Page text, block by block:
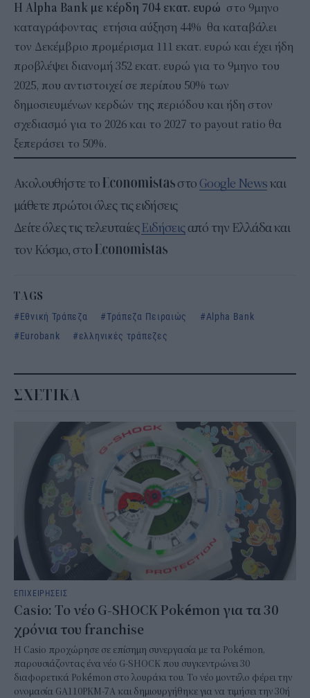
Η Alpha Bank με κέρδη 704 εκατ. ευρώ στο 9μηνο
καταγράφοντας ετήσια αύξηση 44% θα καταβάλει
τον Δεκέμβριο προμέρισμα 111 εκατ. ευρώ και έχει ήδη
προβλέψει διανομή 352 εκατ. ευρώ για το 9μηνο του
2025, που αντιστοιχεί σε περίπου 50% των
δημοσιευμένων κερδών της περιόδου και ήδη στον
σχεδιασμό για το 2026 και το 2027 το payout ratio θα
ξεπεράσει το 50%.
Ακολουθήστε το στο Google Newsκαι
μάθετε πρώτοι όλες τις ειδήσεις
Δείτε όλες τις τελευταίεςΕιδήσειςαπό την Ελλάδα και
τον Κόσμο, στο
TAGS
Εθνική Τράπεζα
Τράπεζα Πειραιώς
Alpha Bank
Eurobank
ελληνικές τράπεζες
ΣΧΕΤΙΚΑ
ΕΠΙΧΕΙΡΗΣΕΙΣ
Casio: Το νέο G-SHOCK Pokémon για τα 30
χρόνια του franchise
Η Casio προχώρησε σε επίσημη συνεργασία με τα Pokémon,
παρουσιάζοντας ένα νέο G-SHOCK που συγκεντρώνει 30
διαφορετικά Pokémon στο λουράκι του. Το νέο μοντέλο φέρει την
ονομασία GA110PKM-7A και δημιουργήθηκε για να τιμήσει την 30ή